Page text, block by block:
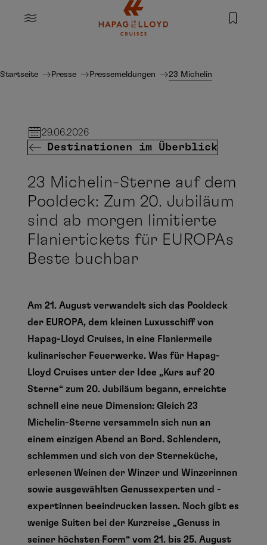
Springe zum Hauptinhalt
MENU
Startseite Presse Pressemeldungen 23 Michelin-Sterne auf
29.06.2026
Destinationen im Überblick
23 Michelin-Sterne auf dem
Pooldeck: Zum 20. Jubiläum
sind ab morgen limitierte
Flaniertickets für EUROPAs
Beste buchbar
Am 21. August verwandelt sich das Pooldeck
der EUROPA, dem kleinen Luxusschiff von
Hapag-Lloyd Cruises, in eine Flaniermeile
kulinarischer Feuerwerke. Was für Hapag-
Lloyd Cruises unter der Idee „Kurs auf 20
Sterne“ zum 20. Jubiläum begann, erreichte
schnell eine neue Dimension: Gleich 23
Michelin-Sterne versammeln sich nun an
einem einzigen Abend an Bord. Schlendern,
schlemmen und sich von der Sterneküche,
erlesenen Weinen der Winzer und Winzerinnen
sowie ausgewählten Genussexperten und -
expertinnen beeindrucken lassen. Noch gibt es
wenige Suiten bei der Kurzreise „Genuss in
seiner höchsten Form“ vom 21. bis 25. August